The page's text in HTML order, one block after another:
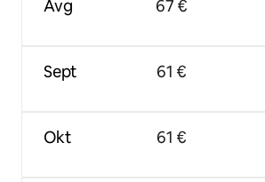
Avg
Sept
Okt
67 €
61 €
61 €